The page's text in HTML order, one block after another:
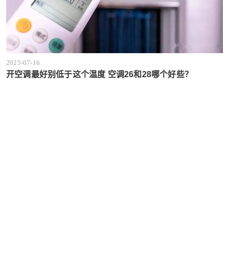
2025-07-16
开空调最好别低于这个温度 空调26和28哪个好些？